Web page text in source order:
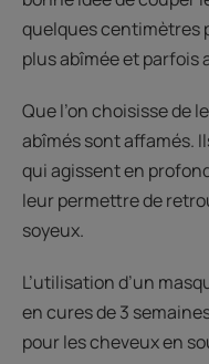
quelques centimètres
plus abîmée et parfois
Que l’on choisisse de
abîmés sont affamés.
qui agissent en
leur permettre de
soyeux.
L’utilisation d’un
en cures de 3
pour les cheveux en